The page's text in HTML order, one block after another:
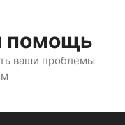
помощь
ваши проблемы